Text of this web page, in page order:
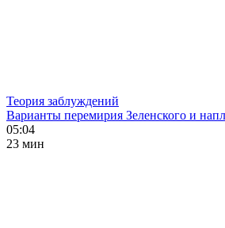
Теория заблуждений
Варианты перемирия Зеленского и
05:04
23 мин